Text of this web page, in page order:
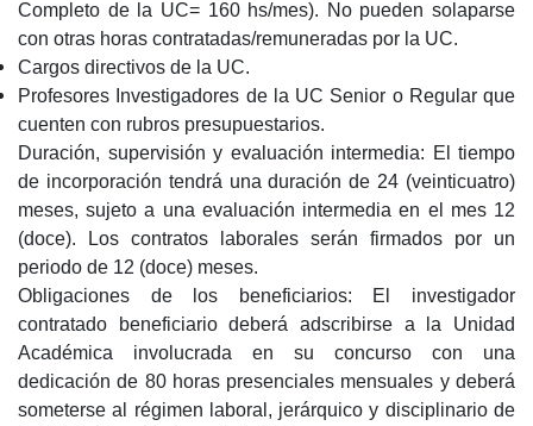
Completo de la UC= 160 hs/mes). No pueden solaparse
con otras horas contratadas/remuneradas por la UC.
Cargos directivos de la UC.
Profesores Investigadores de la UC Senior o Regular que
cuenten con rubros presupuestarios.
Duración, supervisión y evaluación intermedia: El tiempo
de incorporación tendrá una duración de 24 (veinticuatro)
meses, sujeto a una evaluación intermedia en el mes 12
(doce). Los contratos laborales serán firmados por un
periodo de 12 (doce) meses.
Obligaciones de los beneficiarios: El investigador
contratado beneficiario deberá adscribirse a la Unidad
Académica involucrada en su concurso con una
dedicación de 80 horas presenciales mensuales y deberá
someterse al régimen laboral, jerárquico y disciplinario de